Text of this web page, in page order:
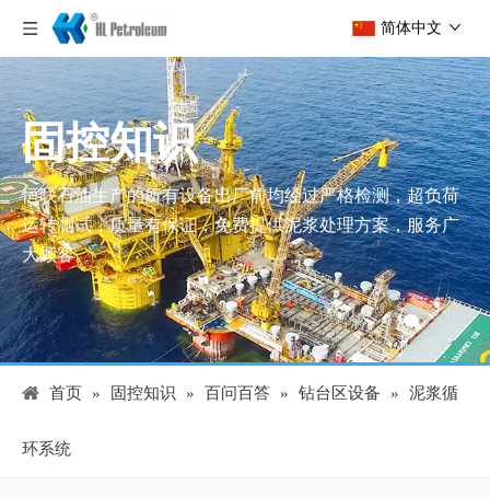
简体中文
固控知识
恒联石油生产的所有设备出厂前均经过严格检测，超负荷
运转测试，质量有保证，免费提供泥浆处理方案，服务广
大顾客。
首页 » 固控知识 » 百问百答 » 钻台区设备 » 泥浆循
环系统